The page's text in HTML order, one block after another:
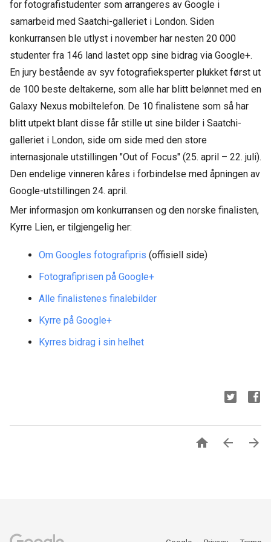
for fotografistudenter som arrangeres av Google i
samarbeid med Saatchi-galleriet i London. Siden
konkurransen ble utlyst i november har nesten 20 000
studenter fra 146 land lastet opp sine bidrag via Google+.
En jury bestående av syv fotografieksperter plukket først ut
de 100 beste deltakerne, som alle har blitt belønnet med en
Galaxy Nexus mobiltelefon. De 10 finalistene som så har
blitt utpekt blant disse får stille ut sine bilder i Saatchi-
galleriet i London, side om side med den store
internasjonale utstillingen "Out of Focus" (25. april – 22. juli).
Den endelige vinneren kåres i forbindelse med åpningen av
Google-utstillingen 24. april.
Mer informasjon om konkurransen og den norske finalisten,
Kyrre Lien, er tilgjengelig her:
Om Googles fotografipris (offisiell side)
Fotografiprisen på Google+
Alle finalistenes finalebilder
Kyrre på Google+
Kyrres bidrag i sin helhet
  